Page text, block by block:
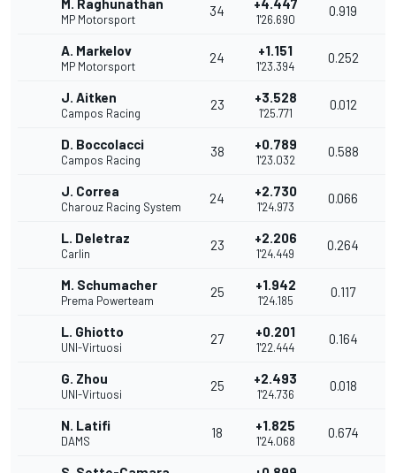
M. Raghunathan
MP Motorsport
34 +4.447
1'26.690
0.919
A. Markelov
MP Motorsport
24 +1.151
1'23.394
0.252
J. Aitken
Campos Racing
23 +3.528
1'25.771
0.012
D. Boccolacci
Campos Racing
38 +0.789
1'23.032
0.588
J. Correa
Charouz Racing System
24 +2.730
1'24.973
0.066
L. Deletraz
Carlin
23 +2.206
1'24.449
0.264
M. Schumacher
Prema Powerteam
25 +1.942
1'24.185
0.117
L. Ghiotto
UNI-Virtuosi
27 +0.201
1'22.444
0.164
G. Zhou
UNI-Virtuosi
25 +2.493
1'24.736
0.018
N. Latifi
DAMS
18 +1.825
1'24.068
0.674